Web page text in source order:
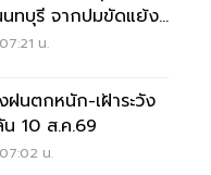
ทบุรี จากปมขัดแย้ง
น.
ฝนตกหนัก-เฝ้าระวัง
10 ส.ค.69
น.